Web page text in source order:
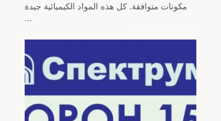
مكونات متوافقة. كل هذه المواد الكيميائية جيدة
...